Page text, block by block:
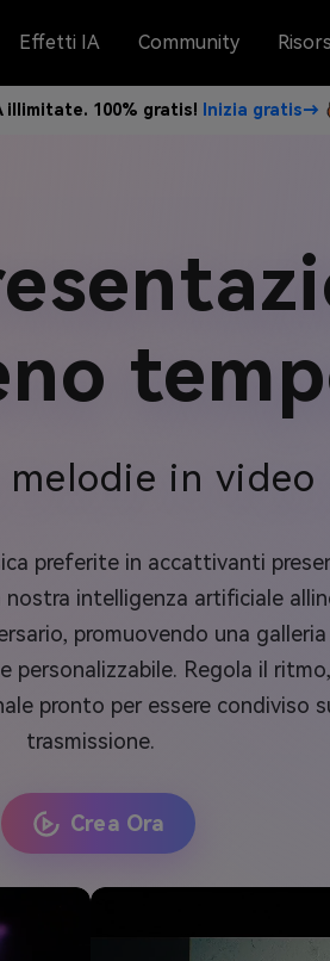
Effetti IA Community
illimitate. 100% gratis! Inizia gratis→
in video
preferite in accattivanti
intelligenza artificiale
promuovendo una
personalizzabile. Regola il
pronto per essere
trasmissione.
Crea Ora